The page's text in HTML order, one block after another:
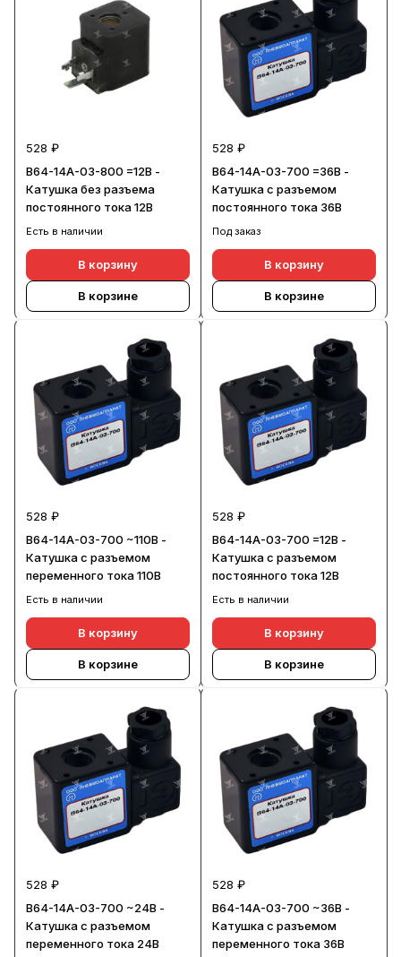
528 ₽
В64-14А-03-800 =12В -
Катушка без разъема
постоянного тока 12В
Есть в наличии
В корзину
В корзине
528 ₽
В64-14А-03-700 =36В -
Катушка с разъемом
постоянного тока 36В
Под заказ
В корзину
В корзине
528 ₽
В64-14А-03-700 ~110В -
Катушка с разъемом
переменного тока 110В
Есть в наличии
В корзину
В корзине
528 ₽
В64-14А-03-700 =12В -
Катушка с разъемом
постоянного тока 12В
Есть в наличии
В корзину
В корзине
528 ₽
В64-14А-03-700 ~24В -
Катушка с разъемом
переменного тока 24В
528 ₽
В64-14А-03-700 ~36В -
Катушка с разъемом
переменного тока 36В